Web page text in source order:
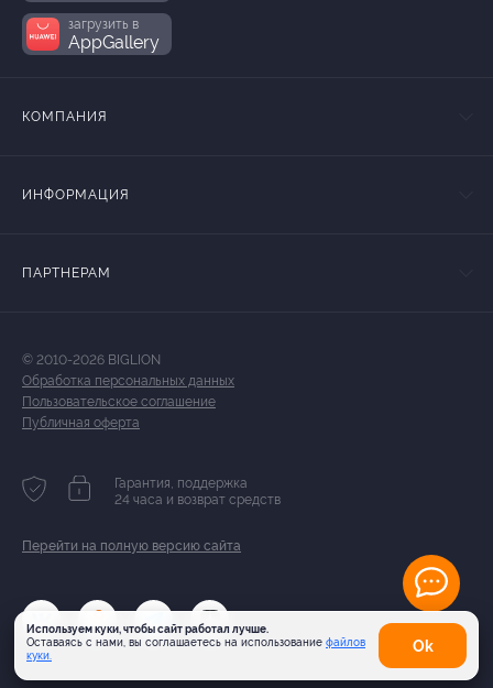
Используем куки, чтобы сайт работал лучше.
Оставаясь с нами, вы соглашаетесь на использование файлов
куки.
Оk
загрузить в
AppGallery
КОМПАНИЯ
ИНФОРМАЦИЯ
ПАРТНЕРАМ
© 2010-2026 BIGLION
Обработка персональных данных
Пользовательское соглашение
Публичная оферта
Гарантия, поддержка
24 часа и возврат средств
Перейти на полную версию сайта